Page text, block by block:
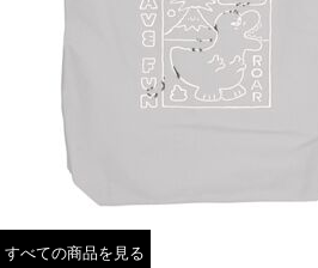
すべての商品を見る